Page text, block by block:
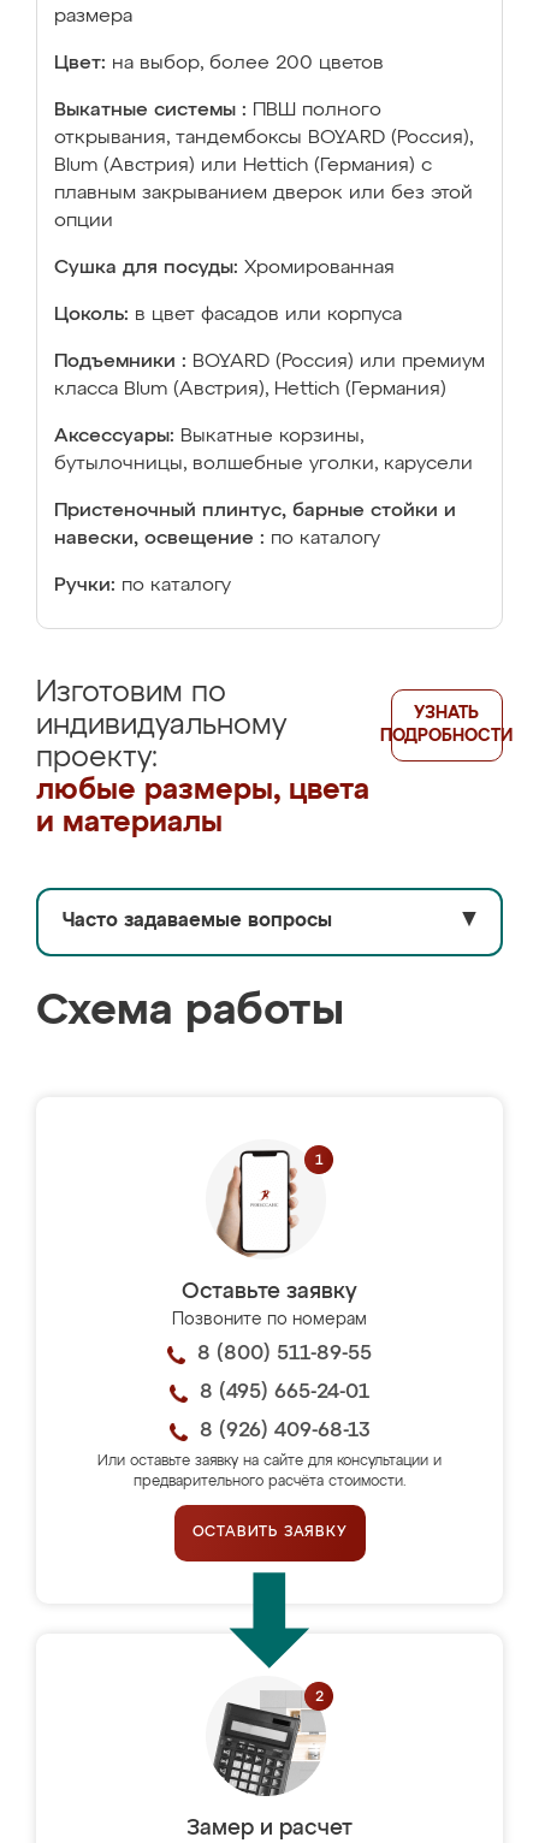
размера
Цвет: на выбор, более 200 цветов
Выкатные системы :
ПВШ полного
открывания, тандембоксы BOYARD (Россия),
Blum (Австрия) или Hettich (Германия) с
плавным закрыванием дверок или без этой
опции
Сушка для посуды: Хромированная
Цоколь: в цвет фасадов или корпуса
Подъемники : BOYARD (Россия) или премиум
класса Blum (Австрия), Hettich (Германия)
Аксессуары: Выкатные корзины,
бутылочницы, волшебные уголки, карусели
Пристеночный плинтус, барные стойки и
навески, освещение : по каталогу
Ручки: по каталогу
Изготовим по
индивидуальному
проекту:
любые размеры, цвета
и материалы
УЗНАТЬ
ПОДРОБНОСТИ
Часто задаваемые вопросы ▼
Схема работы
Оставьте заявку
Позвоните по номерам
8 (800) 511-89-55
8 (495) 665-24-01
8 (926) 409-68-13
Или оставьте заявку на сайте для консультации и
предварительного расчёта стоимости.
ОСТАВИТЬ ЗАЯВКУ
Замер и расчет